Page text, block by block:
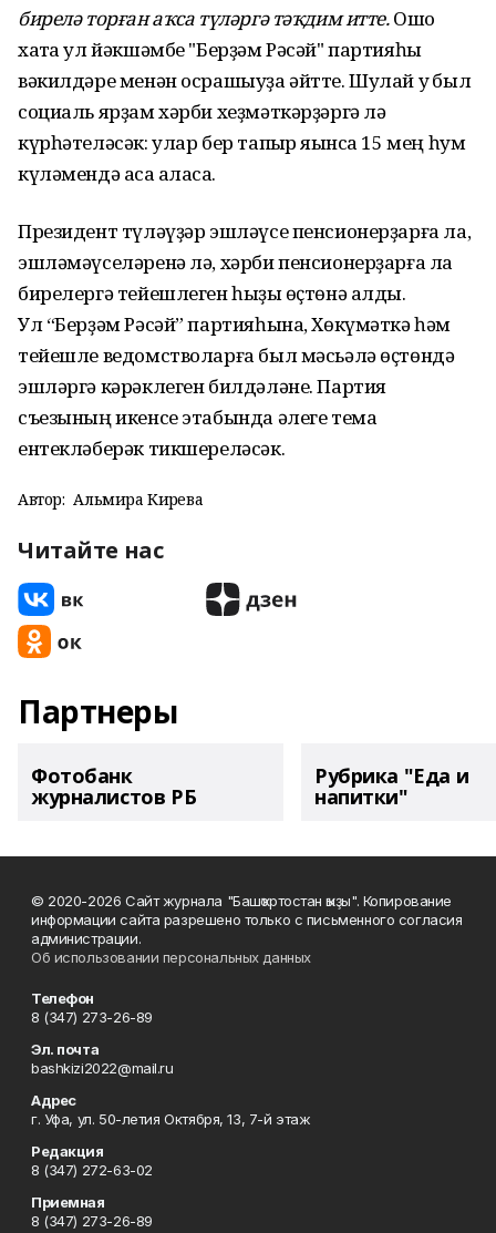
бирелә торған аҡса түләргә тәҡдим итте.Ошо
хаҡта ул йәкшәмбе "Берҙәм Рәсәй" партияһы
вәкилдәре менән осрашыуҙа әйтте. Шулай уҡ был
социаль ярҙам хәрби хеҙмәткәрҙәргә лә
күрһәтеләсәк: улар бер тапҡыр яҡынса 15 мең һум
күләмендә аҡса аласаҡ.
Президент түләүҙәр эшләүсе пенсионерҙарға ла,
эшләмәүселәренә лә, хәрби пенсионерҙарға ла
бирелергә тейешлеген һыҙыҡ өҫтөнә алды.
Ул “Берҙәм Рәсәй” партияһына, Хөкүмәткә һәм
тейешле ведомстволарға был мәсьәлә өҫтөндә
эшләргә кәрәклеген билдәләне. Партия
съезының икенсе этабында әлеге тема
ентекләберәк тикшереләсәк.
Автор: Альмира Кирәева
Читайте нас
Партнеры
Фотобанк
журналистов РБ
Рубрика "Еда и
напитки"
© 2020-2026 Сайт журнала "Башҡортостан ҡыҙы". Копирование
информации сайта разрешено только с письменного согласия
администрации.
Об использовании персональных данных
Телефон
8 (347) 273-26-89
Эл. почта
bashkizi2022@mail.ru
Адрес
г. Уфа, ул. 50-летия Октября, 13, 7-й этаж
Редакция
8 (347) 272-63-02
Приемная
8 (347) 273-26-89